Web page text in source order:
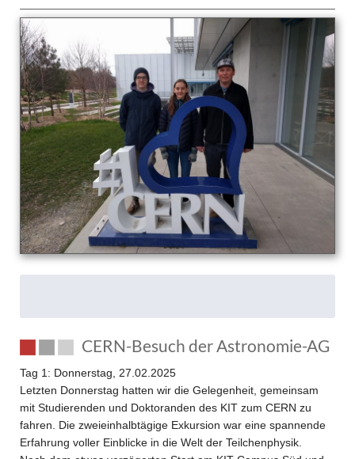
Bio
Sachen
DNA
CERN-Besuch der Astronomie-AG
Tag 1: Donnerstag, 27.02.2025
Letzten Donnerstag hatten wir die Gelegenheit, gemeinsam
mit Studierenden und Doktoranden des KIT zum CERN zu
fahren. Die zweieinhalbtägige Exkursion war eine spannende
Erfahrung voller Einblicke in die Welt der Teilchenphysik.